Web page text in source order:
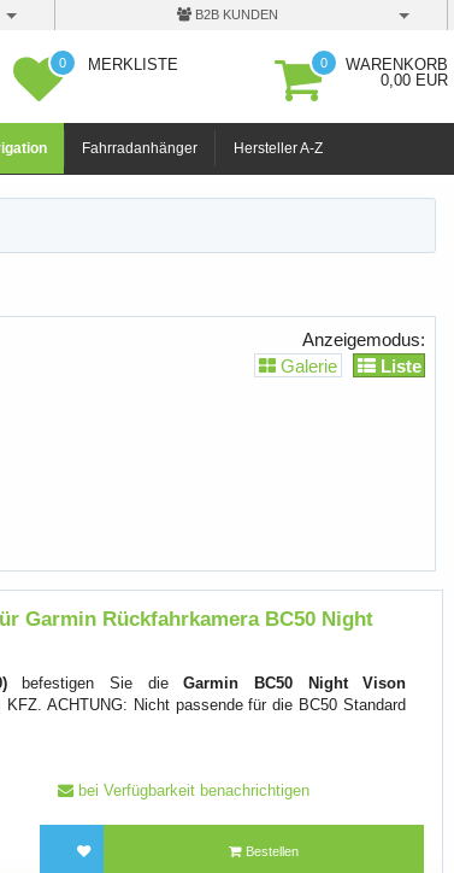
B2B KUNDEN
0 MERKLISTE 0
WARENKORB
0,00 EUR
Fahrradanhänger Hersteller A-Z
Anzeigemodus:
Galerie
Liste
Garmin Rückfahrkamera BC50 Night
befestigen Sie dieGarmin BC50 Night Vison
ACHTUNG: Nicht passende für die BC50 Standard
bei Verfügbarkeit benachrichtigen
Bestellen